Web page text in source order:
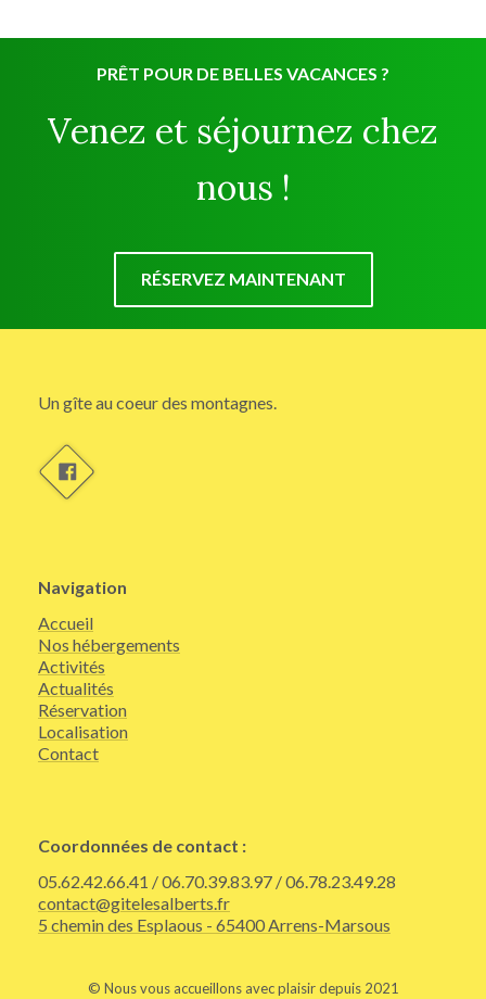
PRÊT POUR DE BELLES VACANCES ?
Venez et séjournez chez
nous !
RÉSERVEZ MAINTENANT
Un gîte au coeur des montagnes.
Navigation
Accueil
Nos hébergements
Activités
Actualités
Réservation
Localisation
Contact
Coordonnées de contact :
05.62.42.66.41 / 06.70.39.83.97 / 06.78.23.49.28
contact@gitelesalberts.fr
5 chemin des Esplaous - 65400 Arrens-Marsous
© Nous vous accueillons avec plaisir depuis 2021